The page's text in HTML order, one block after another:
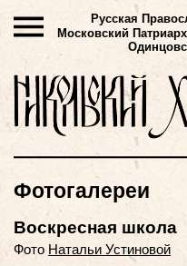
Русская
Московский
Фотогалереи
Воскресная школа
Фото Натальи Устиновой